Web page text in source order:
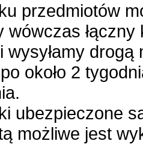
przedmiotów
łączny
wysyłamy
około 2
ubezpieczone
możliwe jest